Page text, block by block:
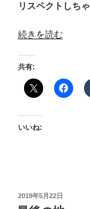
リスペクトしち
“メ
ュ
サ”
続きを読む
共有:
いいね:
投
稿
2019年5月22日